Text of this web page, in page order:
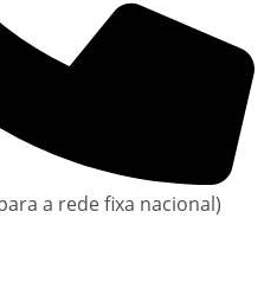
a rede fixa nacional)